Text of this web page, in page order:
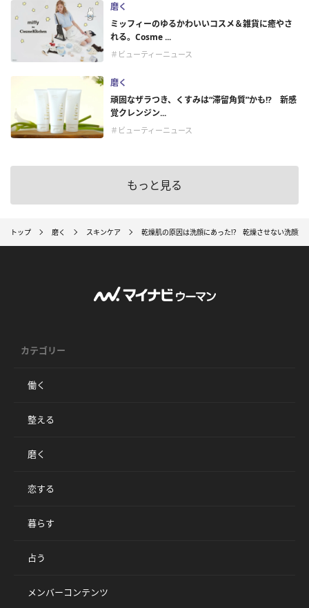
磨く
ミッフィーのゆるかわいいコスメ＆雑貨に癒やさ
れる。Cosme ...
＃ビューティーニュース
磨く
頑固なザラつき、くすみは“滞留角質”かも!? 新感
覚クレンジン...
＃ビューティーニュース
もっと見る
トップ 磨く スキンケア 乾燥肌の原因は洗顔にあった!? 乾燥させない洗顔方
カテゴリー
働く
整える
磨く
恋する
暮らす
占う
メンバーコンテンツ